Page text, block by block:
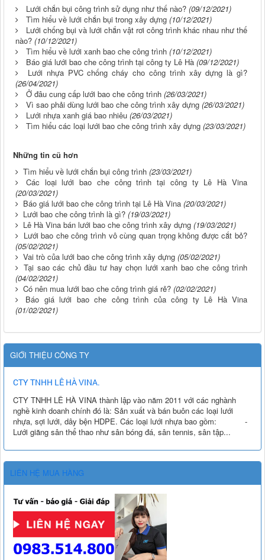
Lưới chắn bụi công trình sử dụng như thế nào? (09/12/2021)
Tìm hiểu về lưới chắn bụi trong xây dựng (10/12/2021)
Lưới chống bụi và lưới chắn vật rơi công trình khác nhau như thế
nào? (10/12/2021)
Tìm hiểu về lưới xanh bao che công trình (10/12/2021)
Báo giá lưới bao che công trình tại công ty Lê Hà (09/12/2021)
Lưới nhựa PVC chống cháy cho công trình xây dựng là gì?
(26/04/2021)
Ở đâu cung cấp lưới bao che công trình (26/03/2021)
Vì sao phải dùng lưới bao che công trình xây dựng (26/03/2021)
Lưới nhựa xanh giá bao nhiêu (26/03/2021)
Tìm hiểu các loại lưới bao che công trình xây dựng (23/03/2021)
Những tin cũ hơn
Tìm hiểu về lưới chắn bụi công trình (23/03/2021)
Các loại lưới bao che công trình tại công ty Lê Hà Vina
(20/03/2021)
Báo giá lưới bao che công trình tại Lê Hà Vina (20/03/2021)
Lưới bao che công trình là gì? (19/03/2021)
Lê Hà Vina bán lưới bao che công trình xây dựng (19/03/2021)
Lưới bao che công trình vô cùng quan trọng không được cắt bỏ?
(05/02/2021)
Vai trò của lưới bao che công trình xây dựng (05/02/2021)
Tại sao các chủ đầu tư hay chọn lưới xanh bao che công trình
(04/02/2021)
Có nên mua lưới bao che công trình giá rẻ? (02/02/2021)
Báo giá lưới bao che công trình của công ty Lê Hà Vina
(01/02/2021)
GIỚI THIỆU CÔNG TY
CTY TNHH LÊ HÀ VINA.
CTY TNHH LÊ HÀ VINA thành lập vào năm 2011 với các nghành
nghề kinh doanh chính đó là: Sản xuất và bán buôn các loại lưới
nhựa, sợi lưới, dây bện HDPE. Các loại lưới nhựa bao gồm: -
Lưới giăng sân thể thao như sân bóng đá, sân tennis, sân tập...
LIÊN HỆ MUA HÀNG